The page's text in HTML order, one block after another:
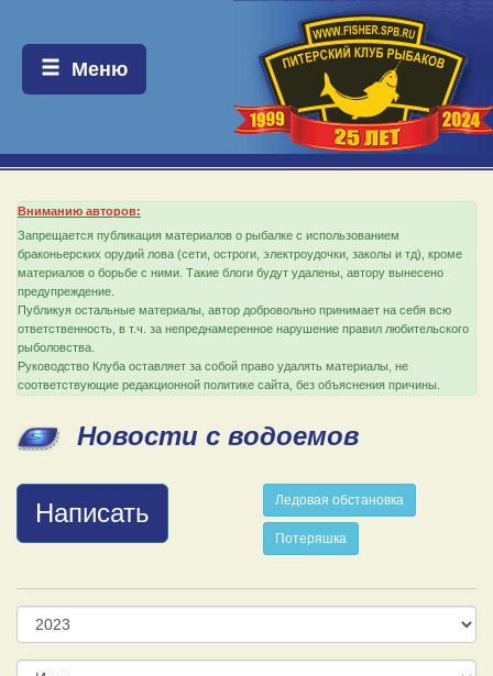
Меню:
Меню
Вниманию авторов:
Запрещается публикация материалов о рыбалке с использованием
браконьерских орудий лова (сети, остроги, электроудочки, заколы и тд), кроме
материалов о борьбе с ними. Такие блоги будут удалены, автору вынесено
предупреждение.
Публикуя остальные материалы, автор добровольно принимает на себя всю
ответственность, в т.ч. за непреднамеренное нарушение правил любительского
рыболовства.
Руководство Клуба оставляет за собой право удалять материалы, не
соответствующие редакционной политике сайта, без объяснения причины.
Новости с водоемов
Написать Ледовая обстановка
Потеряшка
Год
Месяц